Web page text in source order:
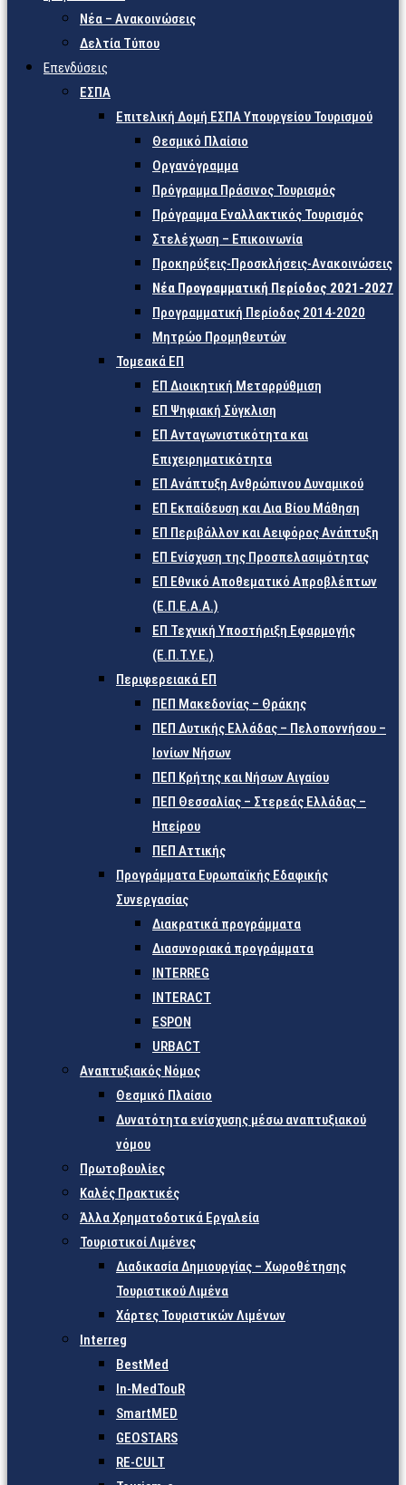
Νέα – Ανακοινώσεις
Δελτία Τύπου
Επενδύσεις
ΕΣΠΑ
Επιτελική Δομή ΕΣΠΑ Υπουργείου Τουρισμού
Θεσμικό Πλαίσιο
Οργανόγραμμα
Πρόγραμμα Πράσινος Τουρισμός
Πρόγραμμα Εναλλακτικός Τουρισμός
Στελέχωση – Επικοινωνία
Προκηρύξεις-Προσκλήσεις-Ανακοινώσεις
Νέα Προγραμματική Περίοδος 2021-2027
Προγραμματική Περίοδος 2014-2020
Μητρώο Προμηθευτών
Τομεακά ΕΠ
ΕΠ Διοικητική Μεταρρύθμιση
ΕΠ Ψηφιακή Σύγκλιση
ΕΠ Ανταγωνιστικότητα και
Επιχειρηματικότητα
ΕΠ Ανάπτυξη Ανθρώπινου Δυναμικού
ΕΠ Εκπαίδευση και Δια Βίου Μάθηση
ΕΠ Περιβάλλον και Αειφόρος Ανάπτυξη
ΕΠ Ενίσχυση της Προσπελασιμότητας
ΕΠ Εθνικό Αποθεματικό Απροβλέπτων
(Ε.Π.Ε.Α.Α.)
ΕΠ Τεχνική Υποστήριξη Εφαρμογής
(Ε.Π.Τ.Υ.Ε.)
Περιφερειακά ΕΠ
ΠΕΠ Μακεδονίας – Θράκης
ΠΕΠ Δυτικής Ελλάδας – Πελοποννήσου –
Ιονίων Νήσων
ΠΕΠ Κρήτης και Νήσων Αιγαίου
ΠΕΠ Θεσσαλίας – Στερεάς Ελλάδας –
Ηπείρου
ΠΕΠ Αττικής
Προγράμματα Ευρωπαϊκής Εδαφικής
Συνεργασίας
Διακρατικά προγράμματα
Διασυνοριακά προγράμματα
INTERREG
INTERACT
ESPON
URBACT
Αναπτυξιακός Νόμος
Θεσμικό Πλαίσιο
Δυνατότητα ενίσχυσης μέσω αναπτυξιακού
νόμου
Πρωτοβουλίες
Καλές Πρακτικές
Άλλα Χρηματοδοτικά Εργαλεία
Τουριστικοί Λιμένες
Διαδικασία Δημιουργίας – Χωροθέτησης
Τουριστικού Λιμένα
Χάρτες Τουριστικών Λιμένων
Interreg
BestMed
In-MedTouR
SmartMED
GEOSTARS
RE-CULT